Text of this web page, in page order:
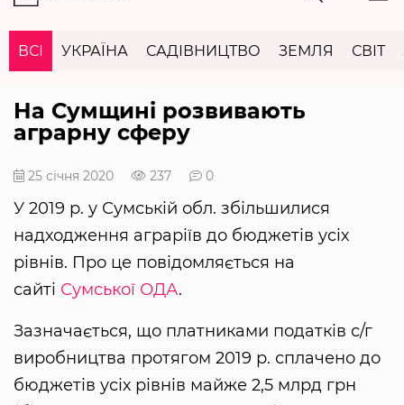
ВСІ УКРАЇНА САДІВНИЦТВО ЗЕМЛЯ СВІТ
На Сумщині розвивають
аграрну сферу
25 січня 2020 237 0
У 2019 р. у Сумській обл. збільшилися
надходження аграріїв до бюджетів усіх
рівнів. Про це повідомляється на
сайті Сумської ОДА.
Зазначається, що платниками податків с/г
виробництва протягом 2019 р. сплачено до
бюджетів усіх рівнів майже 2,5 млрд грн